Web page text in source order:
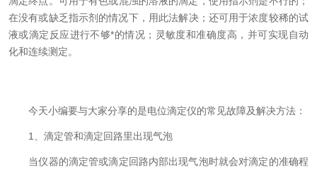
在没有或缺乏指示剂的情况下，用此法解决；还可用于浓度较稀的试
液或滴定反应进行不够*的情况；灵敏度和准确度高，并可实现自动
化和连续测定。
今天小编要与大家分享的是电位滴定仪的常见故障及解决方法：
1、滴定管和滴定回路里出现气泡
当仪器的滴定管或滴定回路内部出现气泡时就会对滴定的准确程